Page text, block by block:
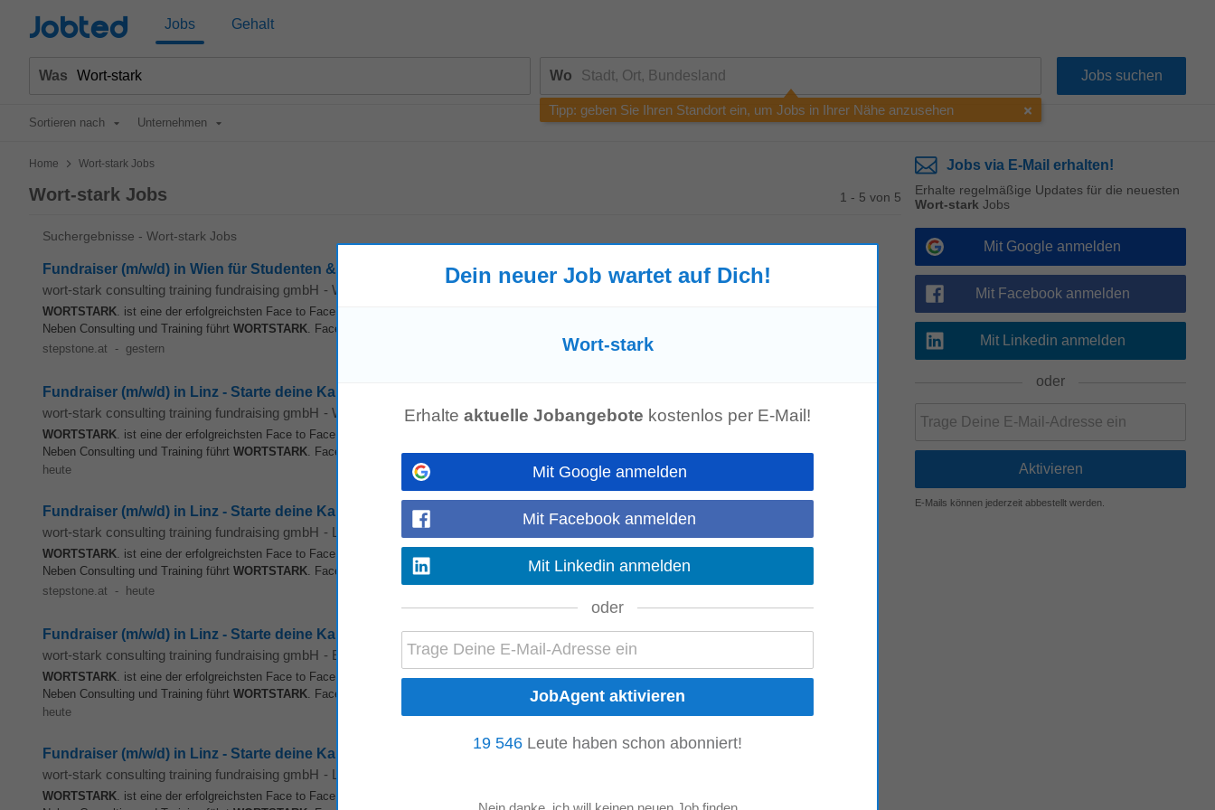
Jobted Jobs Gehalt
Was Wo
Tipp: geben Sie Ihren Standort ein, um Jobs in Ihrer Nähe anzusehen
Sortieren nach Unternehmen
Home > Wort-stark Jobs
Wort-stark Jobs 1 - 5 von 5
Suchergebnisse - Wort-stark Jobs
Fundraiser (m/w/d) in Wien für Studenten & Flexible (m/w/d) - 3.100€ in 24 Tagen!
wort-stark consulting training fundraising gmbH - Wien
WORTSTARK. ist eine der erfolgreichsten Face to Face Fundraising Agentur Österreichs und ein Full-Service Anbieter im Bereich face-to-face Fundraising.
Neben Consulting und Training führt WORTSTARK. Face-to-Face Kampagnen (= Öffentlichkeitsarbeit...
stepstone.at - gestern
Fundraiser (m/w/d) in Linz - Starte deine Karriere & verdiene 3.100€ in 24 Tagen!
wort-stark consulting training fundraising gmbH - Wien
WORTSTARK. ist eine der erfolgreichsten Face to Face Fundraising Agentur Österreichs und ein Full-Service Anbieter im Bereich face-to-face Fundraising.
Neben Consulting und Training führt WORTSTARK. Face-to-Face Kampagnen (= Öffentlichkeitsarbeit...
heute
Fundraiser (m/w/d) in Linz - Starte deine Karriere & verdiene 3.100€ in 24 Tagen!
wort-stark consulting training fundraising gmbH - Linz
WORTSTARK. ist eine der erfolgreichsten Face to Face Fundraising Agentur Österreichs und ein Full-Service Anbieter im Bereich face-to-face Fundraising.
Neben Consulting und Training führt WORTSTARK. Face-to-Face Kampagnen (= Öffentlichkeitsarbeit...
stepstone.at - heute
Fundraiser (m/w/d) in Linz - Starte deine Karriere & verdiene 3.100€ in 24 Tagen!
wort-stark consulting training fundraising gmbH - Enns
WORTSTARK. ist eine der erfolgreichsten Face to Face Fundraising Agentur Österreichs und ein Full-Service Anbieter im Bereich face-to-face Fundraising.
Neben Consulting und Training führt WORTSTARK. Face-to-Face Kampagnen (= Öffentlichkeitsarbeit...
heute
Fundraiser (m/w/d) in Linz - Starte deine Karriere & verdiene 3.100€ in 24 Tagen!
wort-stark consulting training fundraising gmbH - Linz
WORTSTARK. ist eine der erfolgreichsten Face to Face Fundraising Agentur Österreichs und ein Full-Service Anbieter im Bereich face-to-face Fundraising.
Jobs via E-Mail erhalten!
Erhalte regelmäßige Updates für die neuesten
Wort-stark Jobs
Mit Google anmelden
Mit Facebook anmelden
Mit Linkedin anmelden
oder
E-Mails können jederzeit abbestellt werden.
Dein neuer Job wartet auf Dich!
Wort-stark
Erhalte aktuelle Jobangebote kostenlos per E-Mail!
Mit Google anmelden
Mit Facebook anmelden
Mit Linkedin anmelden
oder
19 546 Leute haben schon abonniert!